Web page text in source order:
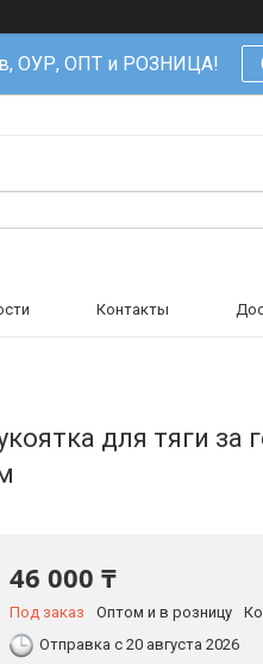
ОУР, ОПТ и РОЗНИЦА!
Контакты
для тяги за
46 000 ₸
Под заказ Оптом и в розницу
Отправка с 20 августа 2026